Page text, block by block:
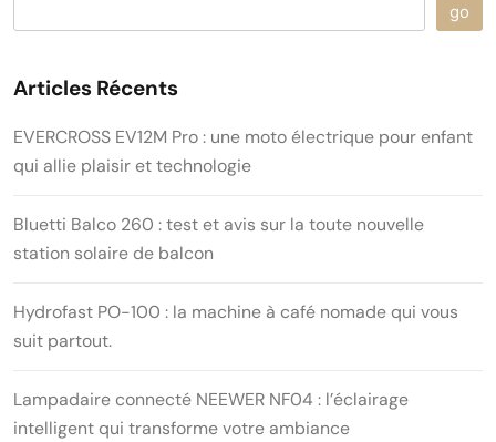
go
Articles Récents
EVERCROSS EV12M Pro : une moto électrique pour enfant
qui allie plaisir et technologie
Bluetti Balco 260 : test et avis sur la toute nouvelle
station solaire de balcon
Hydrofast PO-100 : la machine à café nomade qui vous
suit partout.
Lampadaire connecté NEEWER NF04 : l’éclairage
intelligent qui transforme votre ambiance